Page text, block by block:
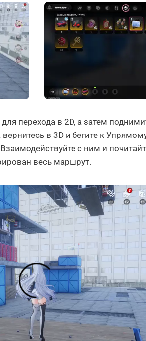
перехода в 2D, а затем
в 3D и бегите к
с ним и
весь маршрут.